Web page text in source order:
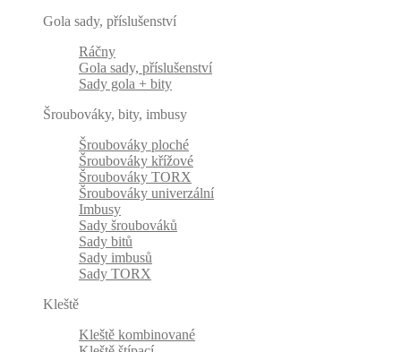
Gola sady, příslušenství
Ráčny
Gola sady, příslušenství
Sady gola + bity
Šroubováky, bity, imbusy
Šroubováky ploché
Šroubováky křížové
Šroubováky TORX
Šroubováky univerzální
Imbusy
Sady šroubováků
Sady bitů
Sady imbusů
Sady TORX
Kleště
Kleště kombinované